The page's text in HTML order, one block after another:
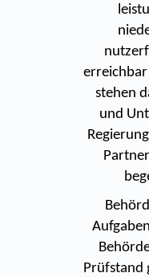
stehen
und
Prüfstand